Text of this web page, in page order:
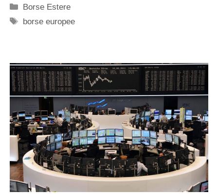
Categorie
Borse Estere
Tag
borse europee